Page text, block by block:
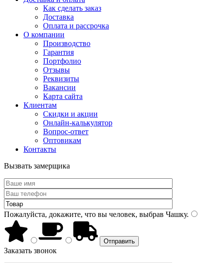
Как сделать заказ
Доставка
Оплата и рассрочка
О компании
Производство
Гарантия
Портфолио
Отзывы
Реквизиты
Вакансии
Карта сайта
Клиентам
Скидки и акции
Онлайн-калькулятор
Вопрос-ответ
Оптовикам
Контакты
Вызвать замерщика
Пожалуйста, докажите, что вы человек, выбрав Чашку.
Заказать звонок